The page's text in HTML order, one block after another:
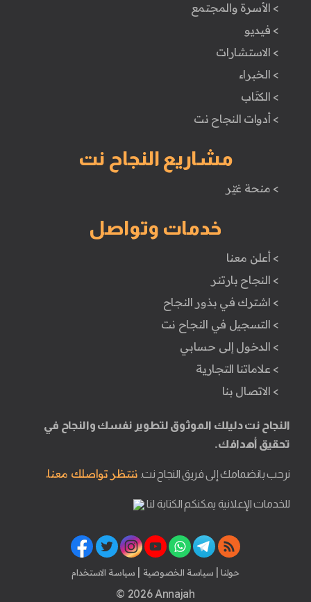
> الأسرة والمجتمع
> فيديو
> الاستشارات
> الخبراء
> الكتَاب
> أدوات النجاح نت
مشاريع النجاح نت
> منحة غيّر
خدمات وتواصل
> أعلن معنا
> النجاح بارتنر
> اشترك في بذور النجاح
> التسجيل في النجاح نت
> الدخول إلى حسابي
> علاماتنا التجارية
> الاتصال بنا
النجاح نت دليلك الموثوق لتطوير نفسك والنجاح في
تحقيق أهدافك.
نرحب بانضمامك إلى فريق النجاح نت. ننتظر تواصلك معنا.
للخدمات الإعلانية يمكنكم الكتابة لنا
حولنا | سياسة الخصوصية | سياسة الاستخدام
© 2026 Annajah